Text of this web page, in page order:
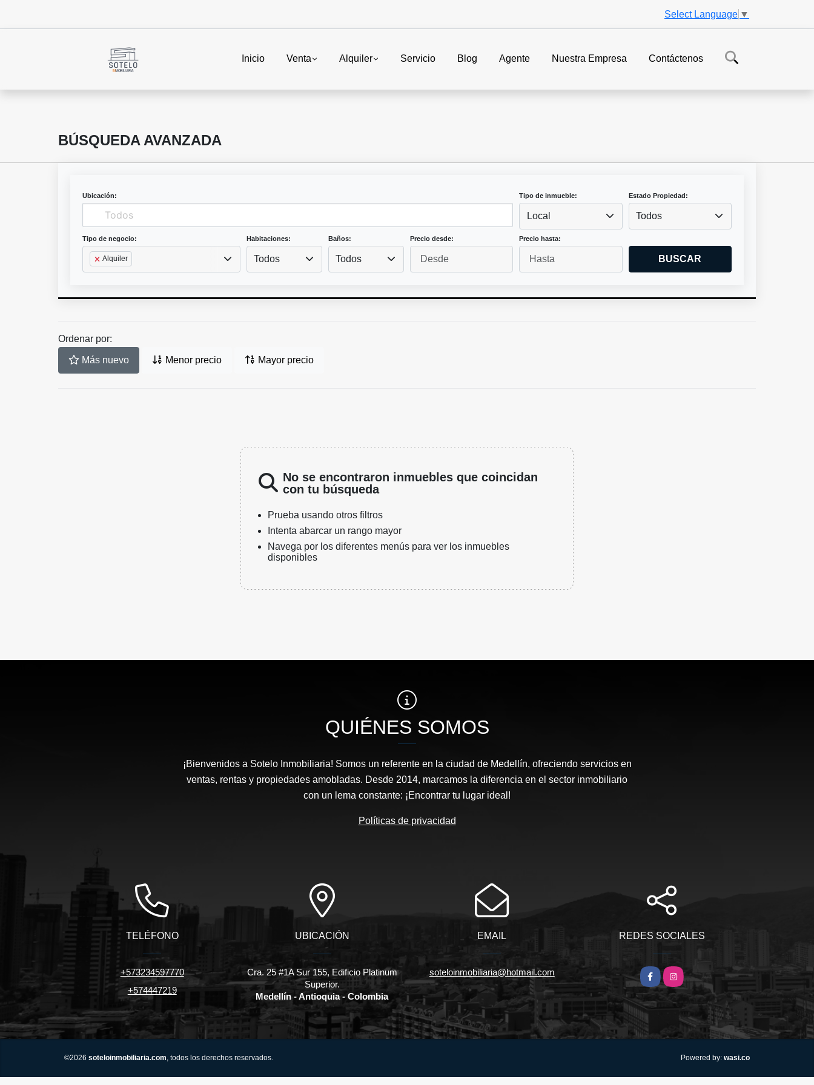
Select Language ▼
Inicio Venta Alquiler Servicio Blog Agente Nuestra Empresa Contáctenos
BÚSQUEDA AVANZADA
Ubicación: Tipo de inmueble:
Local
Estado Propiedad:
Todos
Tipo de negocio:
Alquiler
Habitaciones:
Todos
Baños:
Todos
Precio desde: Precio hasta:
BUSCAR
Ordenar por:
Más nuevo Menor precio Mayor precio
No se encontraron inmuebles que coincidan
con tu búsqueda
Prueba usando otros filtros
Intenta abarcar un rango mayor
Navega por los diferentes menús para ver los inmuebles
disponibles
QUIÉNES SOMOS
¡Bienvenidos a Sotelo Inmobiliaria! Somos un referente en la ciudad de Medellín, ofreciendo servicios en
ventas, rentas y propiedades amobladas. Desde 2014, marcamos la diferencia en el sector inmobiliario
con un lema constante: ¡Encontrar tu lugar ideal!
Políticas de privacidad
TELÉFONO
+573234597770
+574447219
UBICACIÓN
Cra. 25 #1A Sur 155, Edificio Platinum
Superior.
Medellín - Antioquia - Colombia
EMAIL
soteloinmobiliaria@hotmail.com
REDES SOCIALES
Facebook
Instagram
©2026 soteloinmobiliaria.com, todos los derechos reservados. Powered by: wasi.co